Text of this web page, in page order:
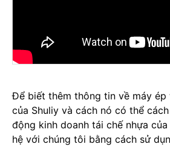
Để biết thêm thông tin về máy ép
của Shuliy và cách nó có thể
động kinh doanh tái chế nhựa
hệ với chúng tôi bằng cách sử